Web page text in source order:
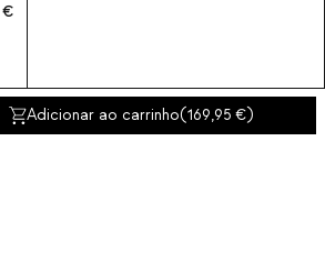
Adicionar ao carrinho(169,95 )